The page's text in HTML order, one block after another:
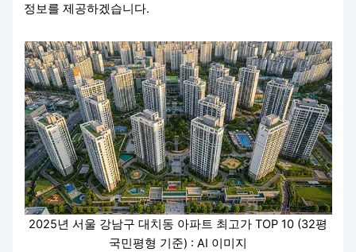
정보를 제공하겠습니다.
2025년 서울 강남구 대치동 아파트 최고가 TOP 10 (32평
국민평형 기준) : AI 이미지